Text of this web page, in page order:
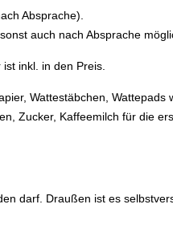
Absprache).
auch nach Absprache
inkl. in den Preis.
Wattestäbchen,
Zucker, Kaffeemilch für die
darf. Draußen ist es